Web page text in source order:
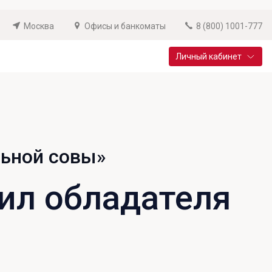
Москва Офисы и банкоматы 8 (800) 1001-777
Личный кабинет
совы»
обладателя